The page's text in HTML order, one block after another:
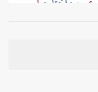
والجيم - حكاه
بينهما فلو